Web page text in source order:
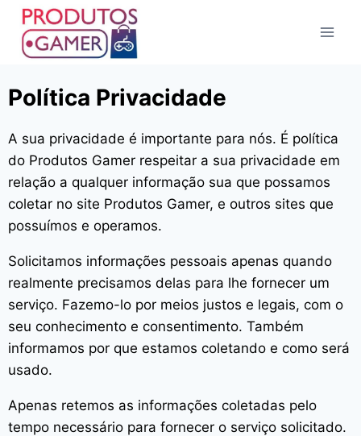
Política Privacidade
A sua privacidade é importante para nós. É política
do Produtos Gamer respeitar a sua privacidade em
relação a qualquer informação sua que possamos
coletar no site Produtos Gamer, e outros sites que
possuímos e operamos.
Solicitamos informações pessoais apenas quando
realmente precisamos delas para lhe fornecer um
serviço. Fazemo-lo por meios justos e legais, com o
seu conhecimento e consentimento. Também
informamos por que estamos coletando e como será
usado.
Apenas retemos as informações coletadas pelo
tempo necessário para fornecer o serviço solicitado.